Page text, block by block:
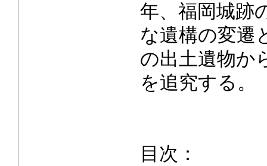
年、福岡城跡
な遺構の変遷
の出土遺物か
を追究する。
目次：